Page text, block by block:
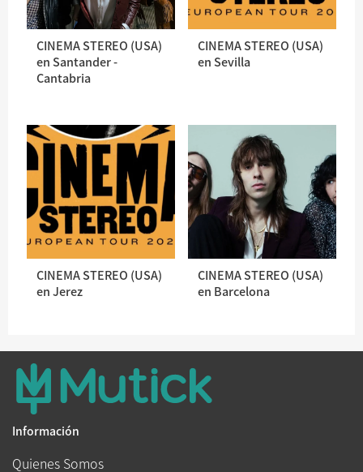
CINEMA STEREO (USA)
en Santander -
Cantabria
CINEMA STEREO (USA)
en Sevilla
CINEMA STEREO (USA)
en Jerez
CINEMA STEREO (USA)
en Barcelona
Información
Quienes Somos